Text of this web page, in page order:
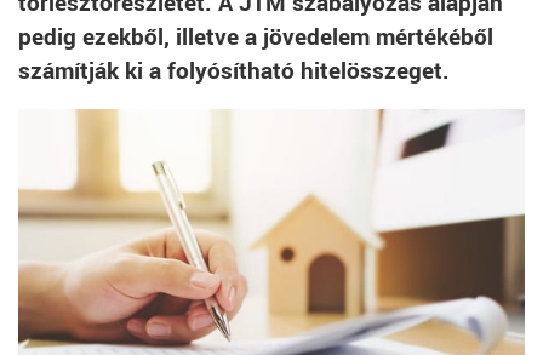
pedig ezekből, illetve a jövedelem mértékéből
számítják ki a folyósítható hitelösszeget.